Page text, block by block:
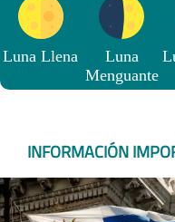
Luna Llena
Luna
Menguante
INFORMACIÓN